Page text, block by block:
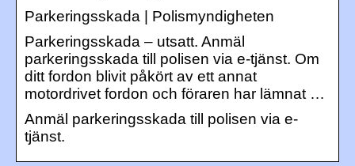
Parkeringsskada | Polismyndigheten
Parkeringsskada – utsatt. Anmäl
parkeringsskada till polisen via e-tjänst. Om
ditt fordon blivit påkört av ett annat
motordrivet fordon och föraren har lämnat …
Anmäl parkeringsskada till polisen via e-
tjänst.